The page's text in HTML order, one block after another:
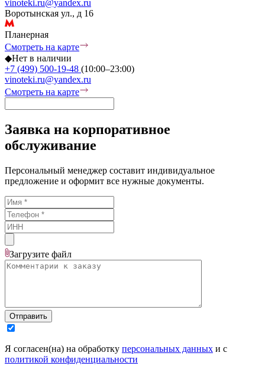
vinoteki.ru@yandex.ru
Воротынская ул., д 16
Планерная
Смотреть на карте
◆Нет в наличии
+7 (499) 500-19-48 (10:00–23:00)
vinoteki.ru@yandex.ru
Смотреть на карте
Заявка на корпоративное
обслуживание
Персональный менеджер составит индивидуальное
предложение и оформит все нужные документы.
Загрузите файл
Отправить
Я согласен(на) на обработку персональных данных и с
политикой конфиденциальности